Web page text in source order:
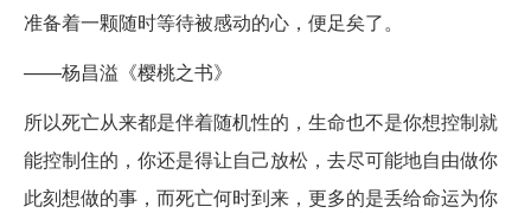
准备着一颗随时等待被感动的心，便足矣了。
——杨昌溢《樱桃之书》
所以死亡从来都是伴着随机性的，生命也不是你想控制就
能控制住的，你还是得让自己放松，去尽可能地自由做你
此刻想做的事，而死亡何时到来，更多的是丢给命运为你